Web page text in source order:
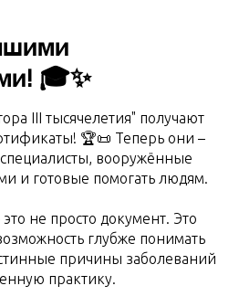
🎓✨
III тысячелетия" получают
🏆📜 Теперь они –
вооружённые
и готовые помогать людям.
не просто документ. Это
глубже понимать
причины заболеваний
практику.